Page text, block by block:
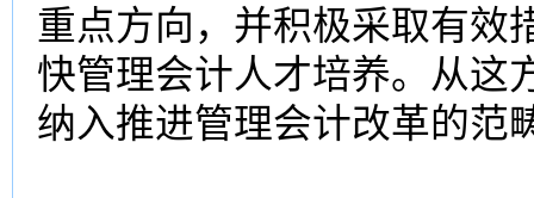
重点方向，并积极采取有效
快管理会计人才培养。从这
纳入推进管理会计改革的范